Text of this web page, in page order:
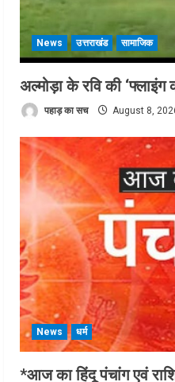
News उत्तराखंड सामाजिक
अल्मोड़ा के रवि की ‘फ्लाइंग
पहाड़ का सच August 8,
News धर्म
*आज का हिंदू पंचांग एवं